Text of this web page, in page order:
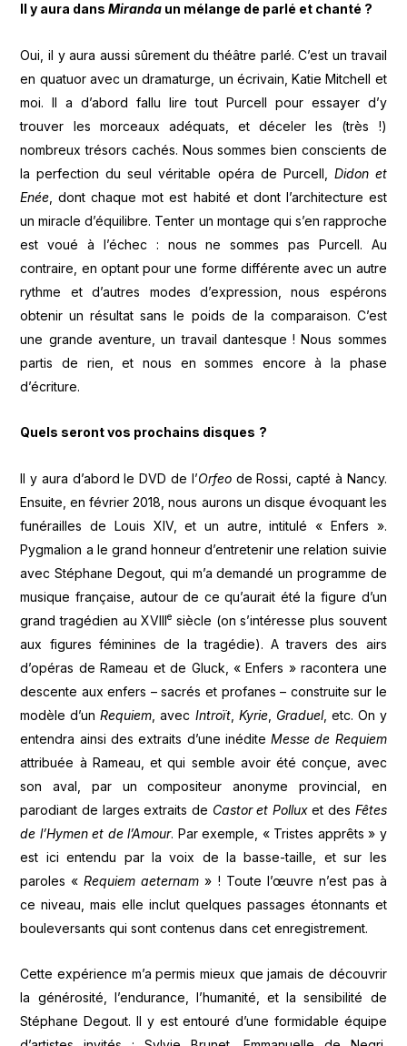
Il y aura dansMiranda un mélange de parlé et chanté ?
Oui, il y aura aussi sûrement du théâtre parlé. C’est un travail
en quatuor avec un dramaturge, un écrivain, Katie Mitchell et
moi. Il a d’abord fallu lire tout Purcell pour essayer d’y
trouver les morceaux adéquats, et déceler les (très !)
nombreux trésors cachés. Nous sommes bien conscients de
la perfection du seul véritable opéra de Purcell, Didon et
Enée , dont chaque mot est habité et dont l’architecture est
un miracle d’équilibre. Tenter un montage qui s’en rapproche
est voué à l’échec : nous ne sommes pas Purcell. Au
contraire, en optant pour une forme différente avec un autre
rythme et d’autres modes d’expression, nous espérons
obtenir un résultat sans le poids de la comparaison. C’est
une grande aventure, un travail dantesque ! Nous sommes
partis de rien, et nous en sommes encore à la phase
d’écriture.
Quels seront vos prochains disques ?
Il y aura d’abord le DVD de l’Orfeode Rossi, capté à Nancy.
Ensuite, en février 2018, nous aurons un disque évoquant les
funérailles de Louis XIV, et un autre, intitulé « Enfers ».
Pygmalion a le grand honneur d’entretenir une relation suivie
avec Stéphane Degout, qui m’a demandé un programme de
musique française, autour de ce qu’aurait été la figure d’un
grand tragédien au XVIIIe siècle (on s’intéresse plus souvent
aux figures féminines de la tragédie). A travers des airs
d’opéras de Rameau et de Gluck, « Enfers » racontera une
descente aux enfers – sacrés et profanes – construite sur le
modèle d’unRequiem , avec Introït, Kyrie, Graduel, etc. On y
entendra ainsi des extraits d’une inéditeMesse de Requiem
attribuée à Rameau, et qui semble avoir été conçue, avec
son aval, par un compositeur anonyme provincial, en
parodiant de larges extraits de Castor et Polluxet des Fêtes
de l’Hymen et de l’Amour. Par exemple, « Tristes apprêts » y
est ici entendu par la voix de la basse-taille, et sur les
paroles «Requiem aeternam » ! Toute l’œuvre n’est pas à
ce niveau, mais elle inclut quelques passages étonnants et
bouleversants qui sont contenus dans cet enregistrement.
Cette expérience m’a permis mieux que jamais de découvrir
la générosité, l’endurance, l’humanité, et la sensibilité de
Stéphane Degout. Il y est entouré d’une formidable équipe